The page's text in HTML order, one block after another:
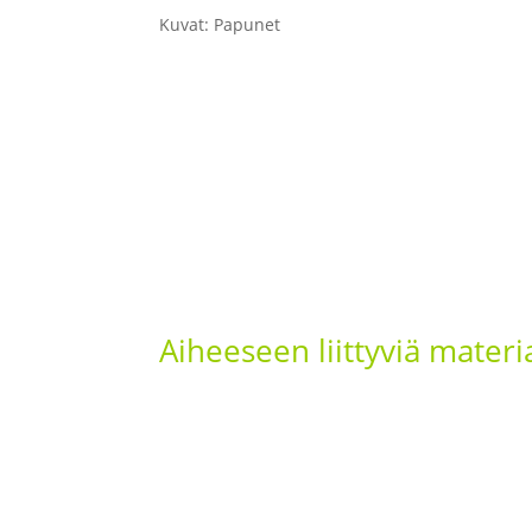
Kuvat: Papunet
Aiheeseen liittyviä